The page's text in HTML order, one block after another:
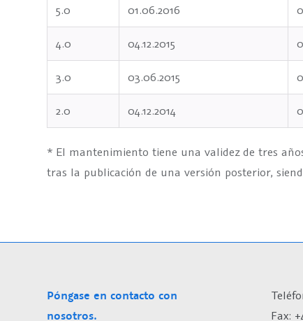
5.0 01.06.2016
4.0 04.12.2015
3.0 03.06.2015
2.0 04.12.2014
* El mantenimiento tiene una validez de tres
tras la publicación de una versión posterior,
Póngase en contacto con
nosotros.
Fax: